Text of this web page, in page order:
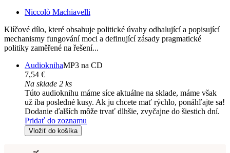
Niccolò Machiavelli
Klíčové dílo, které obsahuje politické úvahy odhalující a popisující
mechanismy fungování moci a definující zásady pragmatické
politiky zaměřené na řešení...
AudioknihaMP3 na CD
7,54 €
Na sklade 2 ks
Túto audioknihu máme síce aktuálne na sklade, máme však
už iba posledné kusy. Ak ju chcete mať rýchlo, ponáhľajte sa!
Dodanie ďalších môže trvať dlhšie, zvyčajne do šiestich dní.
Pridať do zoznamu
Vložiť do košíka